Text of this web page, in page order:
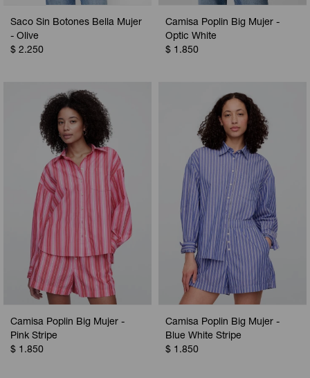
Saco Sin Botones Bella Mujer
- Olive
$ 2.250
Camisa Poplin Big Mujer -
Optic White
$ 1.850
Camisa Poplin Big Mujer -
Pink Stripe
$ 1.850
Camisa Poplin Big Mujer -
Blue White Stripe
$ 1.850